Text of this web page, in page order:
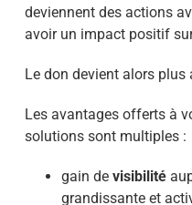
deviennent des actions
avoir un impact positif
Le don devient alors
Les avantages offerts à
solutions sont multiples :
gain de visibilité
grandissante et